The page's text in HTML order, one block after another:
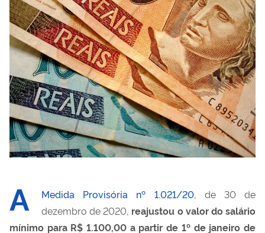
A Medida Provisória nº 1.021/20, de 30 de
dezembro de 2020, reajustou o valor do salário
mínimo para R$ 1.100,00 a partir de 1º de janeiro de